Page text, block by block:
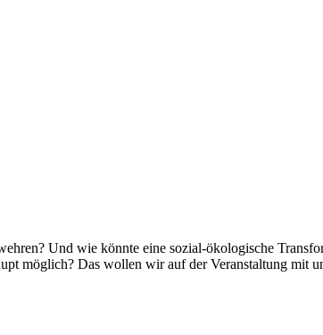
Und wie könnte eine sozial-ökologische
möglich? Das wollen wir auf der Veranstaltung mit